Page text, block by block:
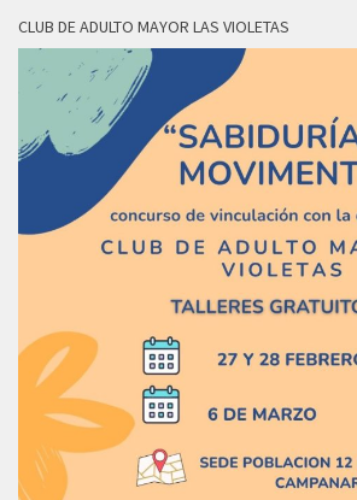
CLUB DE ADULTO MAYOR LAS VIOLETAS